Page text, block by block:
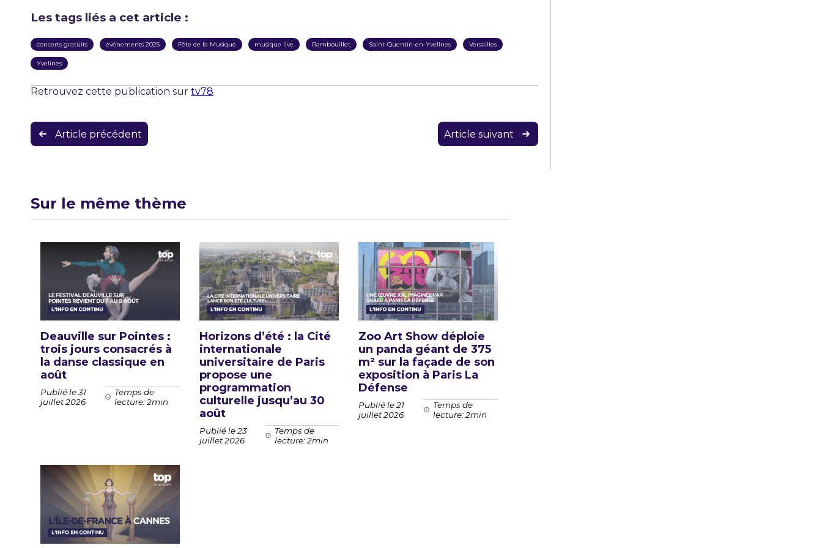
Les tags liés a cet article :
concerts gratuits événements 2025 Fête de la Musique musique live Rambouillet Saint-Quentin-en-Yvelines Versailles
Yvelines
Retrouvez cette publication sur tv78
Navigation
de
Article précédent Article suivant
Sur le même thème
Deauville sur Pointes :
trois jours consacrés à
la danse classique en
août
Publié le 31
juillet 2026
Temps de
lecture: 2min
Horizons d’été : la Cité
internationale
universitaire de Paris
propose une
programmation
culturelle jusqu’au 30
août
Publié le 23
juillet 2026
Temps de
lecture: 2min
Zoo Art Show déploie
un panda géant de 375
m² sur la façade de son
exposition à Paris La
Défense
Publié le 21
juillet 2026
Temps de
lecture: 2min